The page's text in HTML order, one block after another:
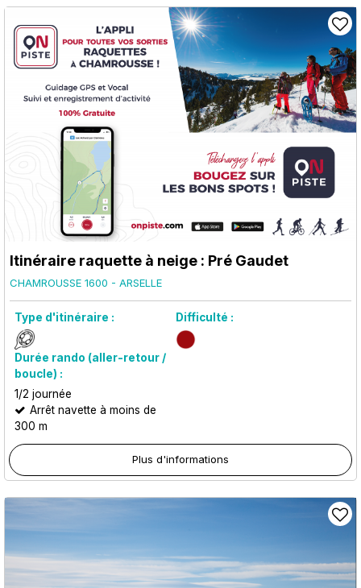
Itinéraire raquette à neige : Pré Gaudet
CHAMROUSSE 1600 - ARSELLE
Type d'itinéraire : Difficulté :
Durée rando (aller-retour /
boucle) :
1/2 journée
Arrêt navette à moins de
300 m
Plus d'informations